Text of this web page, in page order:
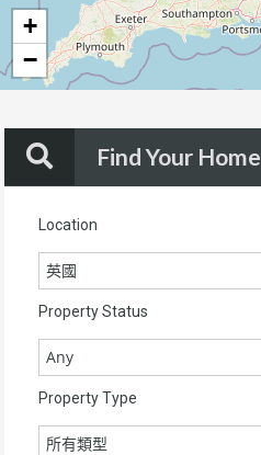
+
−
Find Your Home
Location
英國
Property Status
Any
Property Type
所有類型